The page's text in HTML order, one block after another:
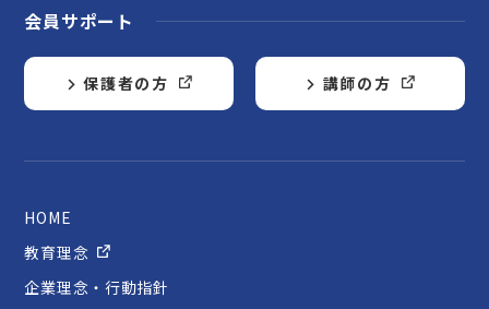
会員サポート
保護者の方 講師の方
HOME
教育理念
企業理念・行動指針